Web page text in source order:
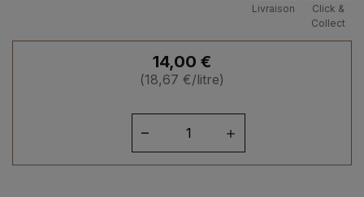
Livraison
Click &
Collect
14,00 €
(18,67 €/litre)
Marsala